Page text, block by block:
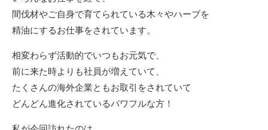
間伐材やご自身で育てられている木々やハーブを
精油にするお仕事をされています。
相変わらず活動的でいつもお元気で、
前に来た時よりも社員が増えていて、
たくさんの海外企業ともお取引をされていて
どんどん進化されているパワフルな方！